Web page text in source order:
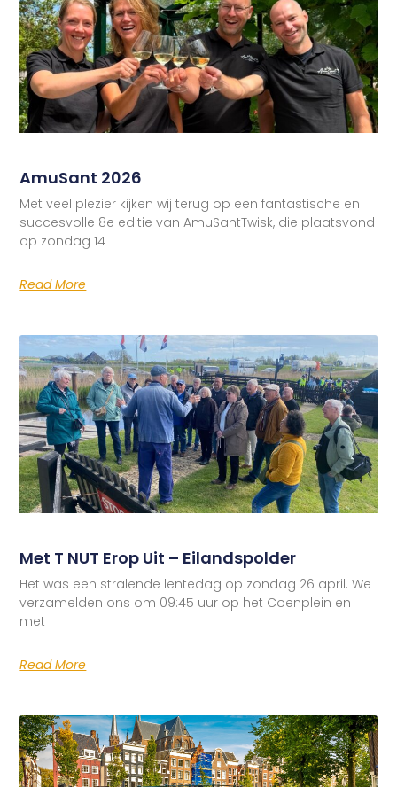
AmuSant 2026
Met veel plezier kijken wij terug op een fantastische en
succesvolle 8e editie van AmuSantTwisk, die plaatsvond
op zondag 14
Read More
Met T NUT Erop Uit – Eilandspolder
Het was een stralende lentedag op zondag 26 april. We
verzamelden ons om 09:45 uur op het Coenplein en
met
Read More